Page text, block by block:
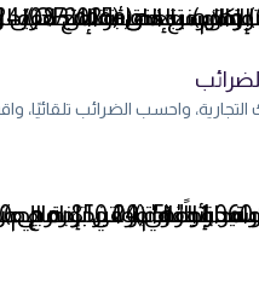
واحسب الضرائب تلقائيًا،